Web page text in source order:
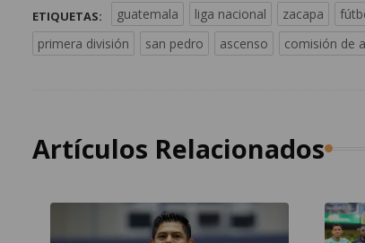
ETIQUETAS: guatemala liga nacional zacapa
primera división
san pedro ascenso comisión de
Artículos Relacionados